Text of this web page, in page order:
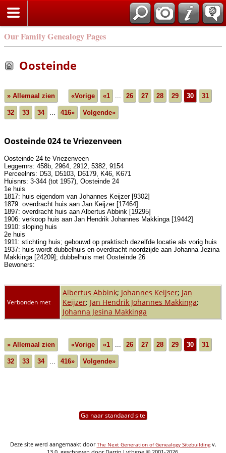
Our Family Genealogy Pages
Oosteinde
» Allemaal zien «Vorige «1 ... 26 27 28 29 30 31
32 33 34 ... 416» Volgende»
Oosteinde 024 te Vriezenveen
Oosteinde 24 te Vriezenveen
Leggernrs: 458b, 2964, 2912, 5382, 9154
Perceelnrs: D53, D5103, D6179, K46, K671
Huisnrs: 3-344 (tot 1957), Oosteinde 24
1e huis
1817: huis eigendom van Johannes Keijzer [9302]
1879: overdracht huis aan Jan Keijzer [17464]
1897: overdracht huis aan Albertus Abbink [19295]
1906: verkoop huis aan Jan Hendrik Johannes Makkinga [19442]
1910: sloping huis
2e huis
1911: stichting huis; gebouwd op praktisch dezelfde locatie als vorig huis
1937: huis wordt dubbelhuis en overdracht noordzijde aan Johanna Jezina
Makkinga [24209]; dubbelhuis met Oosteinde 26
Bewoners:
Verbonden met
Albertus Abbink; Johannes Keijser; Jan
Keijzer; Jan Hendrik Johannes Makkinga;
Johanna Jesina Makkinga
» Allemaal zien «Vorige «1 ... 26 27 28 29 30 31
32 33 34 ... 416» Volgende»
Ga naar standaard site
Deze site werd aangemaakt doorThe Next Generation of Genealogy Sitebuildingv.